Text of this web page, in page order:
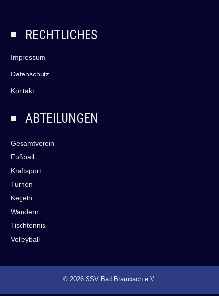
RECHTLICHES
Impressum
Datenschutz
Kontakt
ABTEILUNGEN
Gesamtverein
Fußball
Kraftsport
Turnen
Kegeln
Wandern
Tischtennis
Volleyball
© 2026 SSV Bad Brambach e.V.